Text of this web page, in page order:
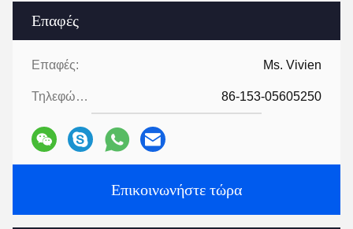
Επαφές
Επαφές: Ms. Vivien
Τηλεφώνημα: 86-153-05605250
Επικοινωνήστε τώρα